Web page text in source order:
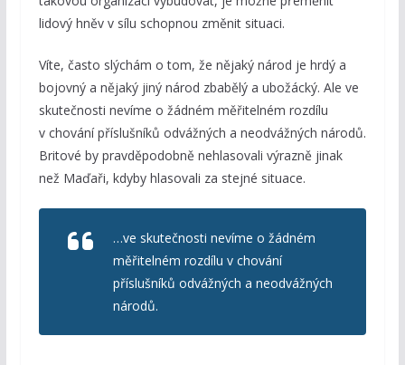
lidový hněv v sílu schopnou změnit situaci.
Víte, často slýchám o tom, že nějaký národ je hrdý a
bojovný a nějaký jiný národ zbabělý a ubožácký. Ale ve
skutečnosti nevíme o žádném měřitelném rozdílu
v chování příslušníků odvážných a neodvážných národů.
Britové by pravděpodobně nehlasovali výrazně jinak
než Maďaři, kdyby hlasovali za stejné situace.
…ve skutečnosti nevíme o žádném
měřitelném rozdílu v chování
příslušníků odvážných a neodvážných
národů.